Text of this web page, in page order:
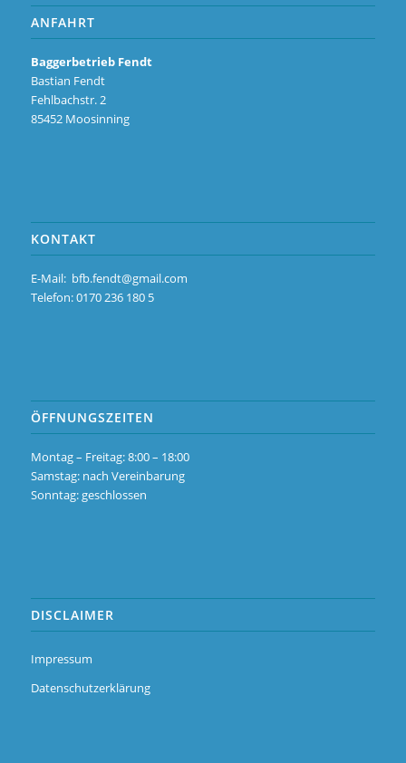
ANFAHRT
Baggerbetrieb Fendt
Bastian Fendt
Fehlbachstr. 2
85452 Moosinning
KONTAKT
E-Mail: bfb.fendt@gmail.com
Telefon: 0170 236 180 5
ÖFFNUNGSZEITEN
Montag – Freitag: 8:00 – 18:00
Samstag: nach Vereinbarung
Sonntag: geschlossen
DISCLAIMER
Impressum
Datenschutzerklärung